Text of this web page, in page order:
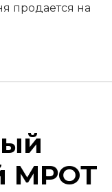
продается на
МРОТ